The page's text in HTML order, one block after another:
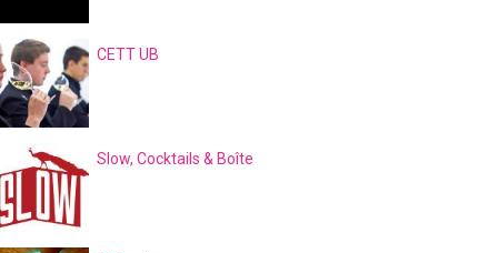
CETT UB
Slow, Cocktails & Boîte